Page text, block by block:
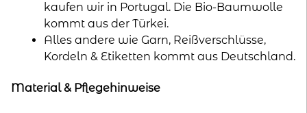
kaufen wir in Portugal. Die Bio-Baumwolle
kommt aus der Türkei.
Alles andere wie Garn, Reißverschlüsse,
Kordeln & Etiketten kommt aus Deutschland.
Material & Pflegehinweise